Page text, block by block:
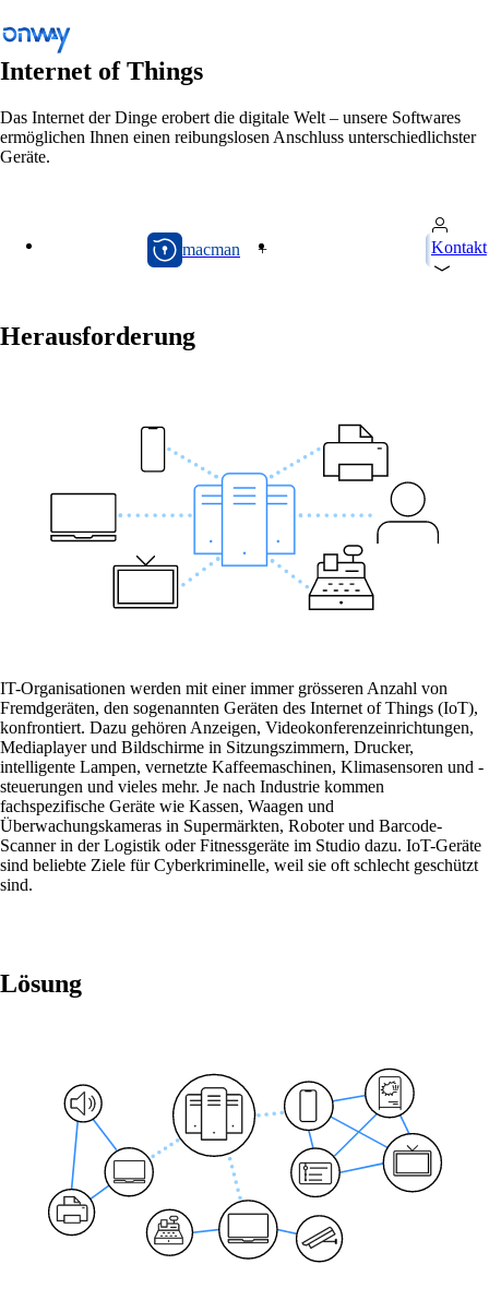
Zurück
WLAN
Lösungen/Netzwerkzugang kontrollieren
Netzwerkzugriffe steuern
Internet of Things
Das Internet der Dinge erobert die digitale
Welt – unsere Softwares ermöglichen Ihnen
einen reibungslosen Anschluss
unterschiedlichster Geräte.
Zurück
Netzwerk
Sicherheit
Internet of Things
Das Internet der Dinge erobert die digitale Welt – unsere Softwares
ermöglichen Ihnen einen reibungslosen Anschluss unterschiedlichster
Geräte.
macman + Kontakt
Herausforderung
IT-Organisationen werden mit einer immer grösseren Anzahl von
Fremdgeräten, den sogenannten Geräten des Internet of Things (IoT),
konfrontiert. Dazu gehören Anzeigen, Videokonferenzeinrichtungen,
Mediaplayer und Bildschirme in Sitzungszimmern, Drucker,
intelligente Lampen, vernetzte Kaffeemaschinen, Klimasensoren und -
steuerungen und vieles mehr. Je nach Industrie kommen
fachspezifische Geräte wie Kassen, Waagen und
Überwachungskameras in Supermärkten, Roboter und Barcode-
Scanner in der Logistik oder Fitnessgeräte im Studio dazu. IoT-Geräte
sind beliebte Ziele für Cyberkriminelle, weil sie oft schlecht geschützt
sind.
Lösung